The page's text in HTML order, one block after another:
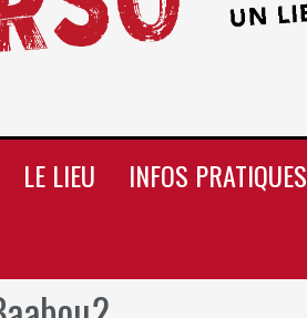
LE LIEU INFOS PRATIQUES